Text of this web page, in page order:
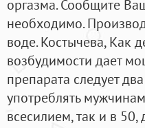
оргазма. Сообщите
необходимо.
воде. Костычева, Как
возбудимости дает
препарата следует
употреблять
всесилием, так и в